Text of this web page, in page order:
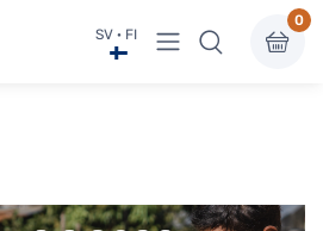
SV · FI Visa undermeny
0